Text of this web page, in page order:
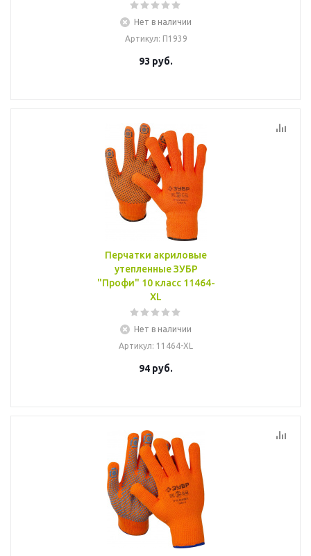
Нет в наличии
Артикул: П1939
93 руб.
Перчатки акриловые
утепленные ЗУБР
"Профи" 10 класс 11464-
XL
Нет в наличии
Артикул: 11464-XL
94 руб.